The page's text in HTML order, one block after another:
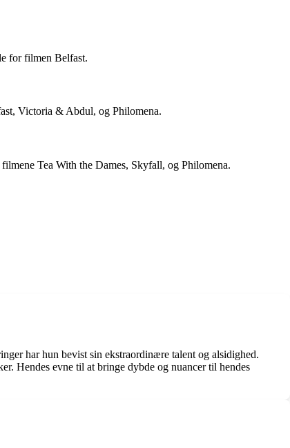
for filmen Belfast.
Victoria & Abdul, og Philomena.
Tea With the Dames, Skyfall, og Philomena.
har hun bevist sin ekstraordinære talent og alsidighed.
Hendes evne til at bringe dybde og nuancer til hendes